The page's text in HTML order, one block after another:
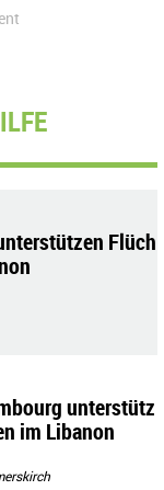
Flüch
unterstütz
im Libanon